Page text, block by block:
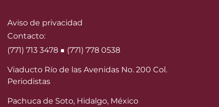
Aviso de privacidad
Contacto:
(771) 713 3478 ■ (771) 778 0538
Viaducto Río de las Avenidas No. 200 Col.
Periodistas
Pachuca de Soto, Hidalgo, México